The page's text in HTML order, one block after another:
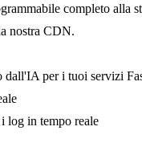
completo alla
nostra CDN.
dall'IA per i tuoi servizi
log in tempo reale